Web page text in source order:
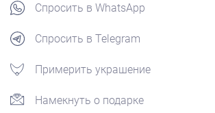
Спросить в WhatsApp
Спросить в Telegram
Примерить украшение
Намекнуть о подарке